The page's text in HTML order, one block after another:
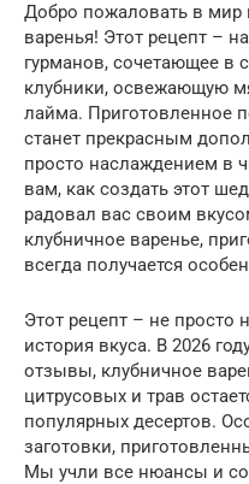
Добро пожаловать в мир
варенья! Этот рецепт –
гурманов, сочетающее в
клубники, освежающую
лайма. Приготовленное
станет прекрасным
просто наслаждением в
вам, как создать этот
радовал вас своим
клубничное варенье,
всегда получается
Этот рецепт – не просто
история вкуса. В 2026
отзывы, клубничное
цитрусовых и трав
популярных десертов.
заготовки,
Мы учли все нюансы и